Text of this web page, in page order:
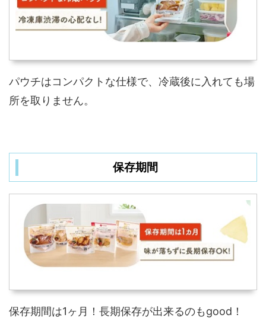
パウチはコンパクトな仕様で、冷蔵後に入れても場
所を取りません。
保存期間
保存期間は1ヶ月！長期保存が出来るのもgood！